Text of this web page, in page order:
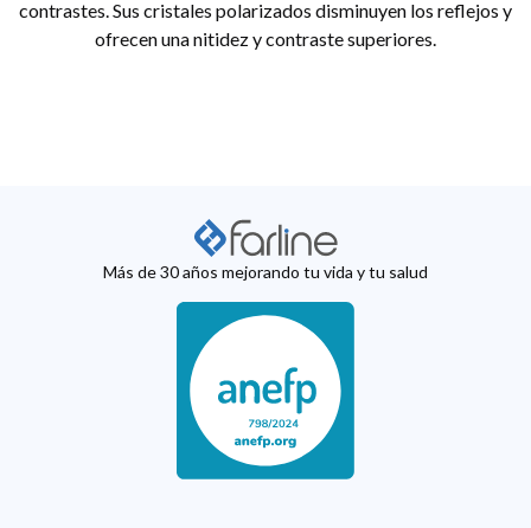
contrastes. Sus cristales polarizados disminuyen los reflejos y
ofrecen una nitidez y contraste superiores.
Más de 30 años mejorando tu vida y tu salud